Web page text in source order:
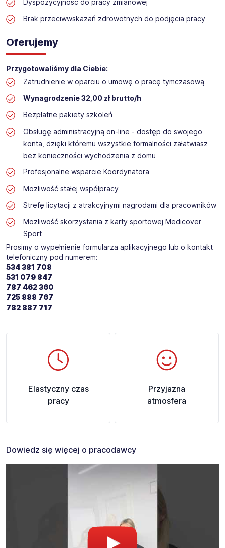
Dyspozycyjność do pracy zmianowej
Brak przeciwwskazań zdrowotnych do podjęcia pracy
Oferujemy
Przygotowaliśmy dla Ciebie:
Zatrudnienie w oparciu o umowę o pracę tymczasową
Wynagrodzenie 32,00 zł brutto/h
Bezpłatne pakiety szkoleń
Obsługę administracyjną on-line - dostęp do swojego
konta, dzięki któremu wszystkie formalności załatwiasz
bez konieczności wychodzenia z domu
Profesjonalne wsparcie Koordynatora
Możliwość stałej współpracy
Strefę licytacji z atrakcyjnymi nagrodami dla pracowników
Możliwość skorzystania z karty sportowej Medicover
Sport
Prosimy o wypełnienie formularza aplikacyjnego lub o kontakt
telefoniczny pod numerem:
534 381 708
531 079 847
787 462 360
725 888 767
782 887 717
Elastyczny czas
pracy
Przyjazna
atmosfera
Dowiedz się więcej o pracodawcy